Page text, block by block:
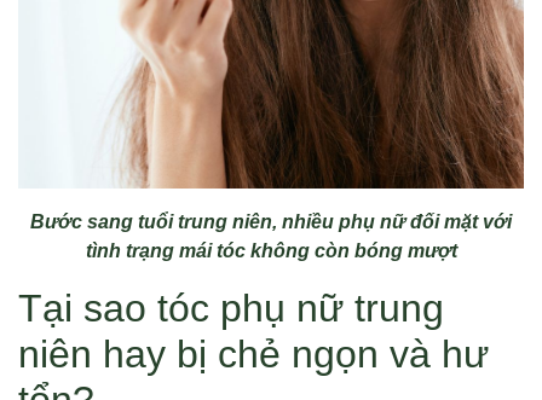
Bước sang tuổi trung niên, nhiều phụ nữ đối mặt với
tình trạng mái tóc không còn bóng mượt
Tại sao tóc phụ nữ trung
niên hay bị chẻ ngọn và hư